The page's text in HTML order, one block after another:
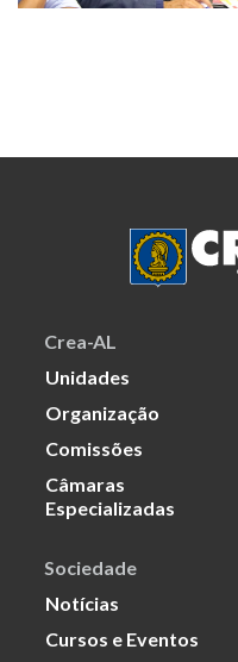
Crea-AL
Unidades
Organização
Comissões
Câmaras
Especializadas
Sociedade
Notícias
Cursos e Eventos